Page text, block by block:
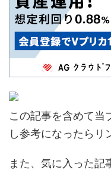
この記事を含めて当
し参考になったらリ
また、気に入った記